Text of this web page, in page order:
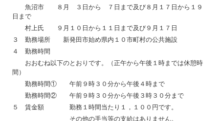
魚沼市 ８月 ３日から ７日まで及び８月１７日から１９
日まで
村上氏 ９月１０日から１１日まで及び９月１７日
３ 勤務場所 新発田市始め県内１０市町村の公共施設
４ 勤務時間
おおむね以下のとおりです。（正午から午後１時までは休憩時
間）
勤務時間① 午前９時３０分から午後４時まで
勤務時間② 午前９時３０分から午後３時３０分まで
５ 賃金額 勤務１時間当たり１，１００円です。
その他の手当等の支給はありません。